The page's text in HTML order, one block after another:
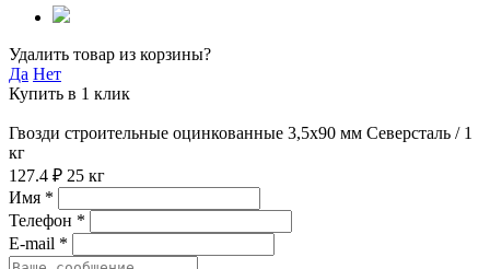
Удалить товар из корзины?
Да Нет
Купить в 1 клик
Гвозди строительные оцинкованные 3,5х90 мм Северсталь / 1
кг
127.4 ₽ 25 кг
Имя *
Телефон *
E-mail *